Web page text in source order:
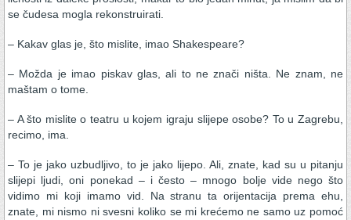
se čudesa mogla rekonstruirati.
– Kakav glas je, što mislite, imao Shakespeare?
– Možda je imao piskav glas, ali to ne znači ništa. Ne znam, ne
maštam o tome.
– A što mislite o teatru u kojem igraju slijepe osobe? To u Zagrebu,
recimo, ima.
– To je jako uzbudljivo, to je jako lijepo. Ali, znate, kad su u pitanju
slijepi ljudi, oni ponekad – i često – mnogo bolje vide nego što
vidimo mi koji imamo vid. Na stranu ta orijentacija prema ehu,
znate, mi nismo ni svesni koliko se mi krećemo ne samo uz pomoć